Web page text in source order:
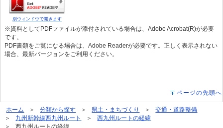
別ウィンドウで開きます
※資料としてPDFファイルが添付されている場合は、Adobe Acrobat(R)が必要
です。
PDF書類をご覧になる場合は、Adobe Readerが必要です。正しく表示されない
場合、最新バージョンをご利用ください。
ページの先頭へ
ホーム 分類から探す 県土・まちづくり
交通・道路整備
九州新幹線西九州ルート
西九州ルートの経緯
西九州ルートの経緯